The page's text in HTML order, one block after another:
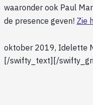
waaronder ook Paul
de presence geven! Zie
oktober 2019, Idelette
[/swifty_text][/